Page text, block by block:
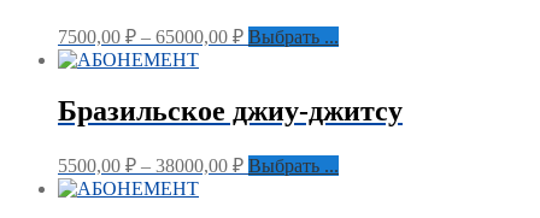
7500,00 ₽ – 65000,00 ₽ Выбрать ...
Бразильское джиу-джитсу
5500,00 ₽ – 38000,00 ₽ Выбрать ...